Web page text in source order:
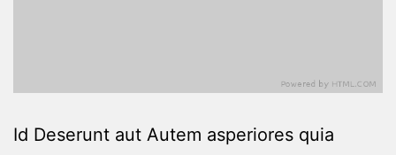
Id Deserunt aut Autem asperiores quia